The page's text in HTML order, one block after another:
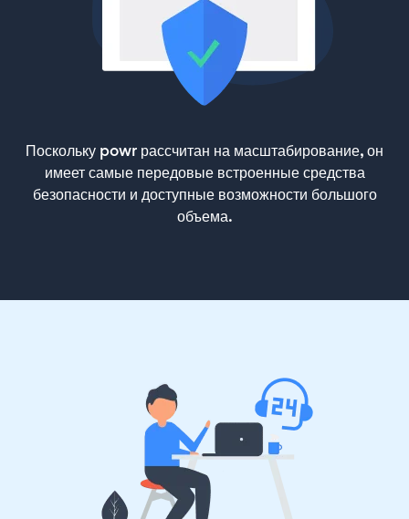
Поскольку powr рассчитан на масштабирование, он
имеет самые передовые встроенные средства
безопасности и доступные возможности большого
объема.